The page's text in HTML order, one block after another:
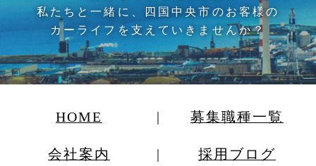
私たちと一緒に、四国中央市のお客様の
カーライフを支えていきませんか？
HOME 募集職種一覧
採用ブログ
会社案内